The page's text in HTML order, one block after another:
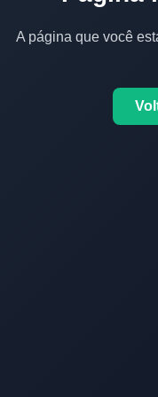
A página que você